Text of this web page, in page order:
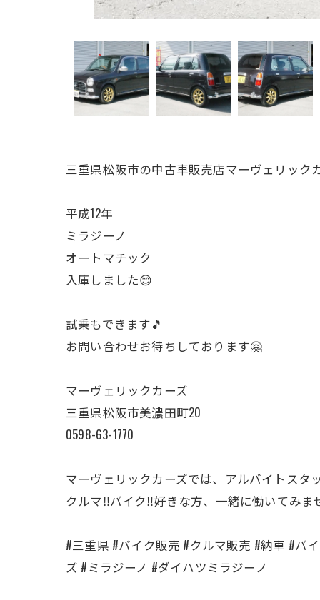
三重県松阪市の中古車販売店マーヴェリック
平成12年
ミラジーノ
オートマチック
入庫しました😊
試乗もできます🎵
お問い合わせお待ちしております🤗
マーヴェリックカーズ
三重県松阪市美濃田町20
0598-63-1770
マーヴェリックカーズでは、アルバイトスタ
クルマ‼️バイク‼️好きな方、一緒に働いてみま
#三重県 #バイク販売 #クルマ販売 #納車 #バ
ズ #ミラジーノ #ダイハツミラジーノ